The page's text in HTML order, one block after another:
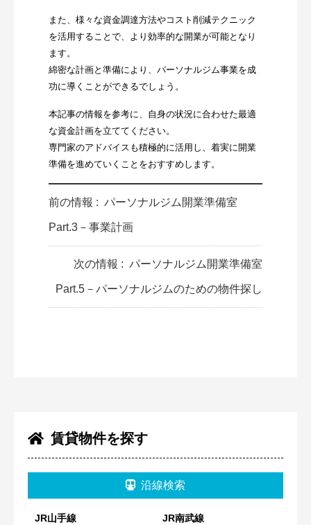
賃貸物件を探す
沿線検索
JR山手線
JR南武線
また、様々な資金調達方法やコスト削減テクニック
を活用することで、より効率的な開業が可能となり
ます。
綿密な計画と準備により、パーソナルジム事業を成
功に導くことができるでしょう。
本記事の情報を参考に、自身の状況に合わせた最適
な資金計画を立ててください。
専門家のアドバイスも積極的に活用し、着実に開業
準備を進めていくことをおすすめします。
前の情報 : パーソナルジム開業準備室
Part.3－事業計画
次の情報 : パーソナルジム開業準備室
Part.5－パーソナルジムのための物件探し